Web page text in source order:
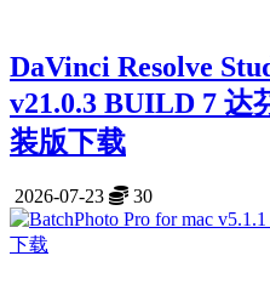
DaVinci Resolve
v21.0.3 BUILD 7 达
装版下载
2026-07-23 30